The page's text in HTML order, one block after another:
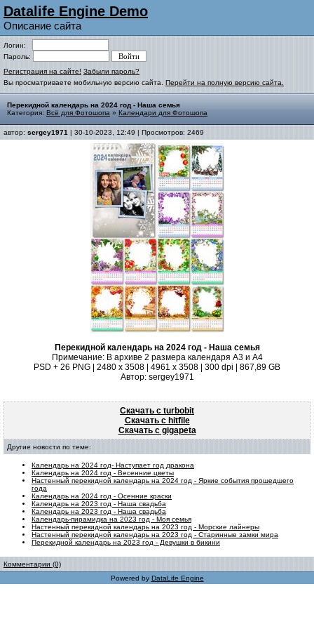
Datalife Engine Demo
Описание сайта
Логин:
Пароль:
Регистрация на сайте! Забыли пароль?
Вы просматриваете мобильную версию сайта. Перейти на полную версию сайта.
Перекидной календарь на 2024 год - Наша семья
Категория: Всё для Фотошопа » Календари для Фотошопа
автор: sergey1971 | 30-10-2023, 12:49 | Просмотров: 2469
Перекидной календарь на 2024 год - Наша семья
Примечание: В архиве 2 размера календаря А3 и А4
PSD + 26 PNG | 2480 x 3508 | 4961 x 3508 | 300 dpi | 867,89 GB
Автор: sergey1971
Скачать с turbobit
Скачать с hitfile
Скачать с gigapeta
Другие новости по теме:
Календарь на 2024 год- Наступает год дракона
Календарь на 2024 год - Весенние цветы
Настенный перекидной календарь на 2024 год - Яркие события прошедшего
года
Календарь на 2024 год - Осенние краски
Календарь на 2023 год - Наша свадьба
Календарь на 2023 год - Наша свадьба
Календарь-пирамидка на 2023 год - Моя семья
Настенный перекидной календарь на 2023 год - Морские лайнеры
Настенный перекидной календарь на 2023 год - Старинные замки мира
Перекидной календарь на 2023 год - Девушки в бикини
Комментарии (0)
Powered by DataLife Engine